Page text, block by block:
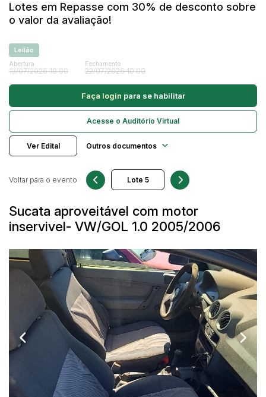
Sucata Ferrosa
Veículos
Caminhonetes
Carros
Máquina Varredeira
Motos
SUV
Judiciais Extrajudiciais
Faixa de valor
Lotes em Repasse com 30% de desconto sobre
o valor da avaliação!
Leilão
Abertura
13/07/2026 10:00
Fechamento
22/07/2026 10:00
Faça login para se habilitar
Acesse o Auditório Virtual
Ver Edital Outros documentos
Sucata aproveitável com motor
inservivel- VW/GOL 1.0 2005/2006
Voltar para o evento